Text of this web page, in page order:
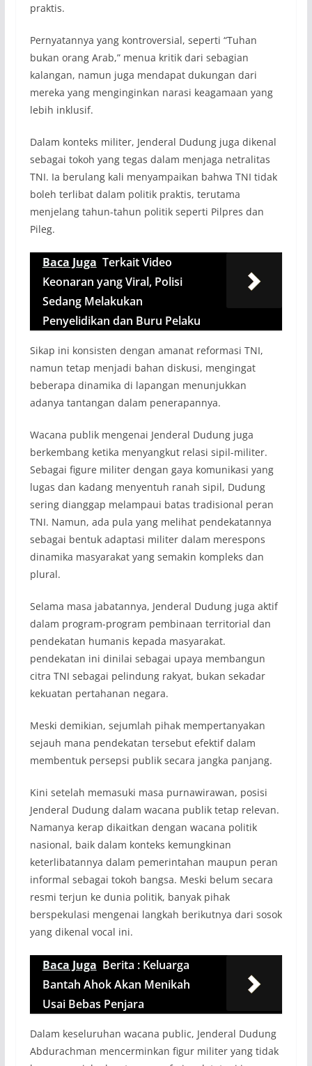
praktis.
Pernyatannya yang kontroversial, seperti “Tuhan
bukan orang Arab,” menua kritik dari sebagian
kalangan, namun juga mendapat dukungan dari
mereka yang menginginkan narasi keagamaan yang
lebih inklusif.
Dalam konteks militer, Jenderal Dudung juga dikenal
sebagai tokoh yang tegas dalam menjaga netralitas
TNI. Ia berulang kali menyampaikan bahwa TNI tidak
boleh terlibat dalam politik praktis, terutama
menjelang tahun-tahun politik seperti Pilpres dan
Pileg.
Baca Juga Terkait Video
Keonaran yang Viral, Polisi
Sedang Melakukan
Penyelidikan dan Buru Pelaku
Sikap ini konsisten dengan amanat reformasi TNI,
namun tetap menjadi bahan diskusi, mengingat
beberapa dinamika di lapangan menunjukkan
adanya tantangan dalam penerapannya.
Wacana publik mengenai Jenderal Dudung juga
berkembang ketika menyangkut relasi sipil-militer.
Sebagai figure militer dengan gaya komunikasi yang
lugas dan kadang menyentuh ranah sipil, Dudung
sering dianggap melampaui batas tradisional peran
TNI. Namun, ada pula yang melihat pendekatannya
sebagai bentuk adaptasi militer dalam merespons
dinamika masyarakat yang semakin kompleks dan
plural.
Selama masa jabatannya, Jenderal Dudung juga aktif
dalam program-program pembinaan territorial dan
pendekatan humanis kepada masyarakat.
pendekatan ini dinilai sebagai upaya membangun
citra TNI sebagai pelindung rakyat, bukan sekadar
kekuatan pertahanan negara.
Meski demikian, sejumlah pihak mempertanyakan
sejauh mana pendekatan tersebut efektif dalam
membentuk persepsi publik secara jangka panjang.
Kini setelah memasuki masa purnawirawan, posisi
Jenderal Dudung dalam wacana publik tetap relevan.
Namanya kerap dikaitkan dengan wacana politik
nasional, baik dalam konteks kemungkinan
keterlibatannya dalam pemerintahan maupun peran
informal sebagai tokoh bangsa. Meski belum secara
resmi terjun ke dunia politik, banyak pihak
berspekulasi mengenai langkah berikutnya dari sosok
yang dikenal vocal ini.
Baca Juga Berita : Keluarga
Bantah Ahok Akan Menikah
Usai Bebas Penjara
Dalam keseluruhan wacana public, Jenderal Dudung
Abdurachman mencerminkan figur militer yang tidak